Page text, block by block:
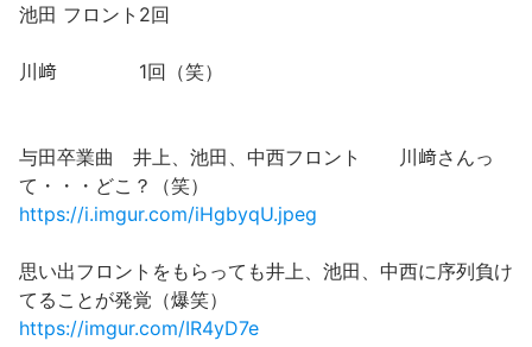
池田 フロント2回
川﨑 1回（笑）
与田卒業曲 井上、池田、中西フロント 川﨑さんっ
て・・・どこ？（笑）
https://i.imgur.com/iHgbyqU.jpeg
思い出フロントをもらっても井上、池田、中西に序列負け
てることが発覚（爆笑）
https://imgur.com/IR4yD7e